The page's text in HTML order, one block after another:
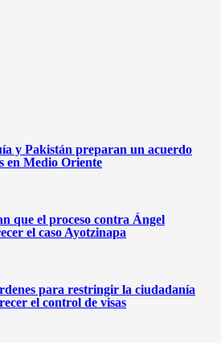
y Pakistán preparan un acuerdo
en Medio Oriente
que el proceso contra Ángel
el caso Ayotzinapa
para restringir la ciudadanía
el control de visas